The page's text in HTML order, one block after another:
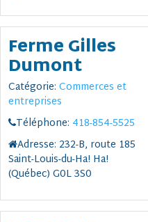
Ferme Gilles
Dumont
Catégorie: Commerces et
entreprises
Téléphone: 418-854-5525
Adresse: 232-B, route 185
Saint-Louis-du-Ha! Ha!
(Québec) G0L 3S0